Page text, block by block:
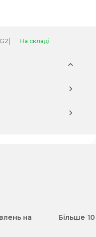
| На складі
на
Більше